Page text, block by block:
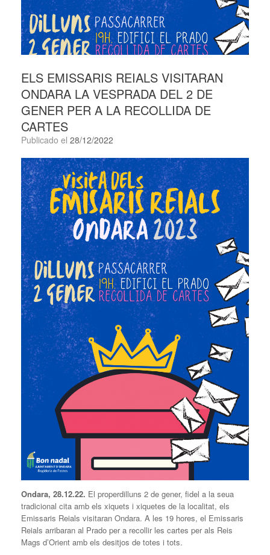
ELS EMISSARIS REIALS VISITARAN
ONDARA LA VESPRADA DEL 2 DE
GENER PER A LA RECOLLIDA DE
CARTES
Publicado el 28/12/2022
Ondara, 28.12.22. El properdilluns 2 de gener, fidel a la seua
tradicional cita amb els xiquets i xiquetes de la localitat, els
Emissaris Reials visitaran Ondara. A les 19 hores, el Emissaris
Reials arribaran al Prado per a recollir les cartes per als Reis
Mags d’Orient amb els desitjos de totes i tots.